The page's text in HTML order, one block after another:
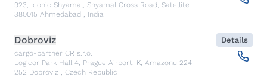
923, Iconic Shyamal, Shyamal Cross Road, Satellite
380015 Ahmedabad , India
Dobroviz
cargo-partner CR s.r.o.
Logicor Park Hall 4, Prague Airport, K, Amazonu 224
252 Dobroviz , Czech Republic
Details